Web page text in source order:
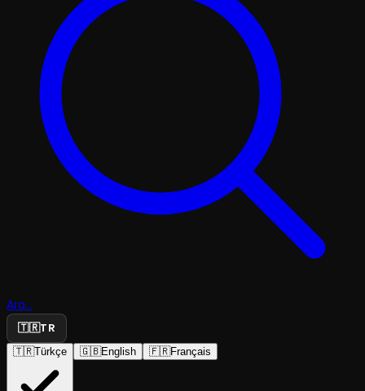
Ara...
🇹🇷TR
🇹🇷Türkçe 🇬🇧English 🇫🇷Français